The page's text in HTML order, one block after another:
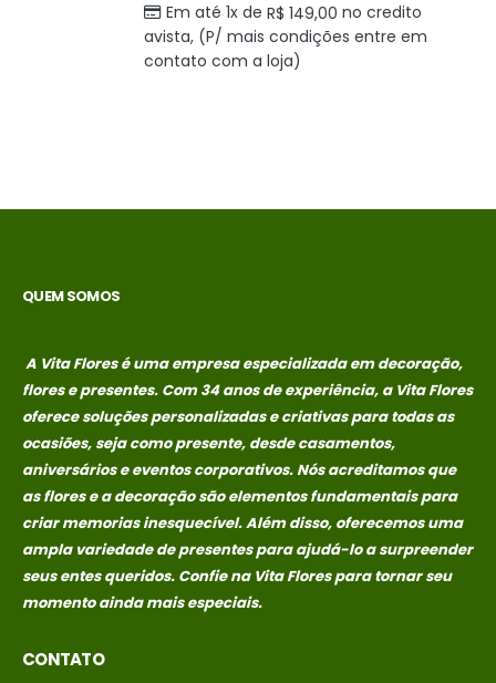
Em até 1x de R$ 149,00 no credito
avista, (P/ mais condições entre em
contato com a loja)
QUEM SOMOS
A Vita Flores é uma empresa especializada em decoração,
flores e presentes. Com 34 anos de experiência, a Vita Flores
oferece soluções personalizadas e criativas para todas as
ocasiões, seja como presente, desde casamentos,
aniversários e eventos corporativos. Nós acreditamos que
as flores e a decoração são elementos fundamentais para
criar memoriasinesquecível. Além disso, oferecemos uma
ampla variedade de presentes para ajudá-lo a surpreender
seus entes queridos. Confie na Vita Flores para tornar seu
momento ainda mais especiais.
CONTATO